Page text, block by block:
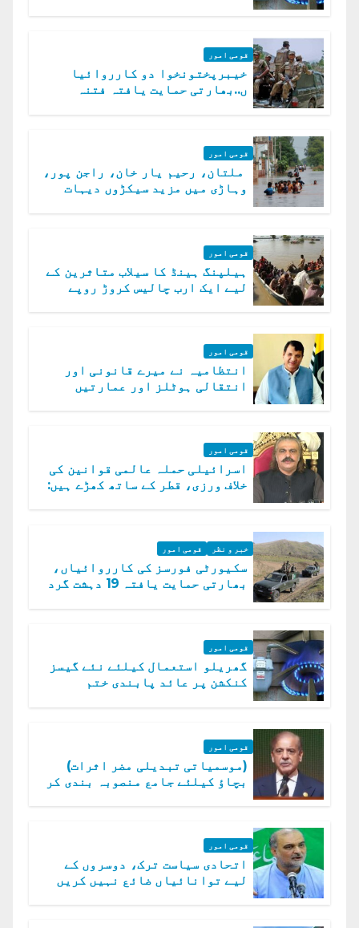
قومی امور
خیبرپختونخوا دو کارروائیا
ں..بھارتی حمایت یافتہ فتنہ
قومی امور
ملتان، رحیم یار خان، راجن پور،
وہاڑی میں مزید سیکڑوں دیہات
قومی امور
ہیلپنگ ہینڈ کا سیلاب متاثرین کے
لیے ایک ارب چالیس کروڑ روپے
قومی امور
انتظامیہ نے میرے قانونی اور
انتقالی ہوٹلز اور عمارتیں
قومی امور
اسرائیلی حملہ عالمی قوانین کی
خلاف ورزی، قطر کے ساتھ کھڑے ہیں:
خبر و نظر قومی امور
سکیورٹی فورسز کی کارروائیاں،
بھارتی حمایت یافتہ 19 دہشت گرد
قومی امور
گھریلو استعمال کیلئے نئے گیسز
کنکشن پر عائد پابندی ختم
قومی امور
(موسمیاتی تبدیلی مضر اثرات)
بچاؤ کیلئے جامع منصوبہ بندی کر
قومی امور
اتحادی سیاست ترک، دوسروں کے
لیے توانائیاں ضائع نہیں کریں